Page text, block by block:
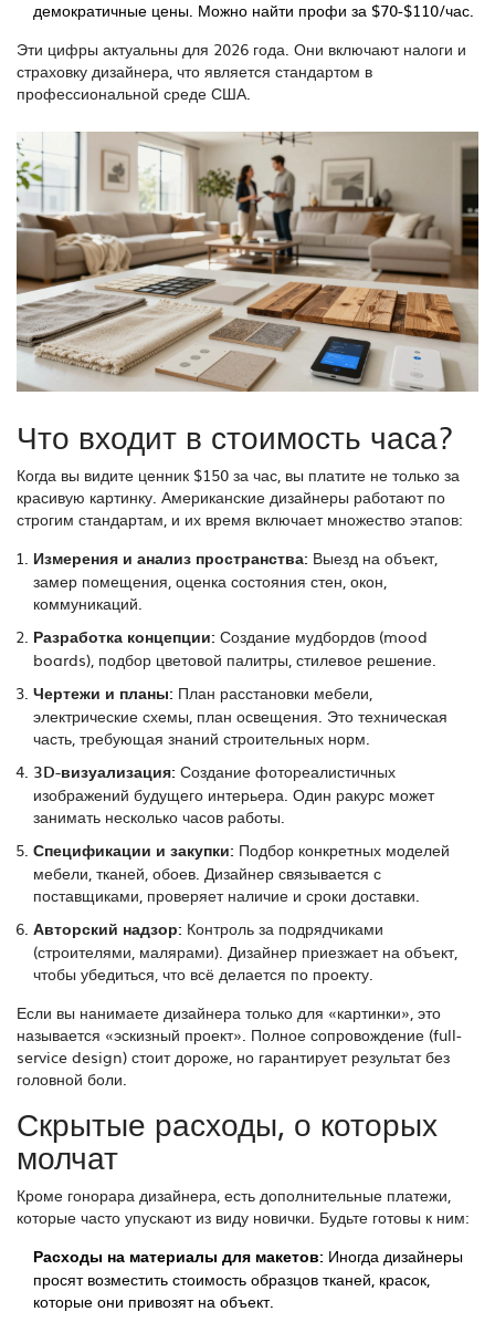
демократичные цены. Можно найти профи за $70-$110/час.
Эти цифры актуальны для 2026 года. Они включают налоги и
страховку дизайнера, что является стандартом в
профессиональной среде США.
Что входит в стоимость часа?
Когда вы видите ценник $150 за час, вы платите не только за
красивую картинку. Американские дизайнеры работают по
строгим стандартам, и их время включает множество этапов:
Измерения и анализ пространства: Выезд на объект,
замер помещения, оценка состояния стен, окон,
коммуникаций.
Разработка концепции: Создание мудбордов (mood
boards), подбор цветовой палитры, стилевое решение.
Чертежи и планы: План расстановки мебели,
электрические схемы, план освещения. Это техническая
часть, требующая знаний строительных норм.
3D-визуализация: Создание фотореалистичных
изображений будущего интерьера. Один ракурс может
занимать несколько часов работы.
Спецификации и закупки: Подбор конкретных моделей
мебели, тканей, обоев. Дизайнер связывается с
поставщиками, проверяет наличие и сроки доставки.
Авторский надзор: Контроль за подрядчиками
(строителями, малярами). Дизайнер приезжает на объект,
чтобы убедиться, что всё делается по проекту.
Если вы нанимаете дизайнера только для «картинки», это
называется «эскизный проект». Полное сопровождение (full-
service design) стоит дороже, но гарантирует результат без
головной боли.
Скрытые расходы, о которых
молчат
Кроме гонорара дизайнера, есть дополнительные платежи,
которые часто упускают из виду новички. Будьте готовы к ним:
Расходы на материалы для макетов: Иногда дизайнеры
просят возместить стоимость образцов тканей, красок,
которые они привозят на объект.